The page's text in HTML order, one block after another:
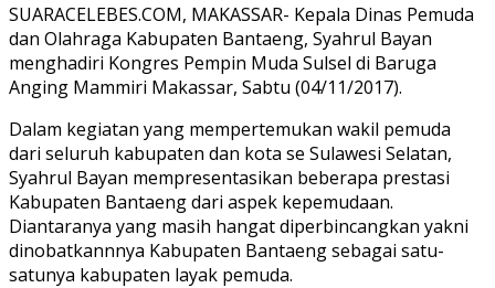
SUARACELEBES.COM, MAKASSAR- Kepala Dinas Pemuda
dan Olahraga Kabupaten Bantaeng, Syahrul Bayan
menghadiri Kongres Pempin Muda Sulsel di Baruga
Anging Mammiri Makassar, Sabtu (04/11/2017).
Dalam kegiatan yang mempertemukan wakil pemuda
dari seluruh kabupaten dan kota se Sulawesi Selatan,
Syahrul Bayan mempresentasikan beberapa prestasi
Kabupaten Bantaeng dari aspek kepemudaan.
Diantaranya yang masih hangat diperbincangkan yakni
dinobatkannnya Kabupaten Bantaeng sebagai satu-
satunya kabupaten layak pemuda.